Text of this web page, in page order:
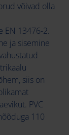
võivad olla
EN 13476-2.
ja sisemine
siis on
PVC
110